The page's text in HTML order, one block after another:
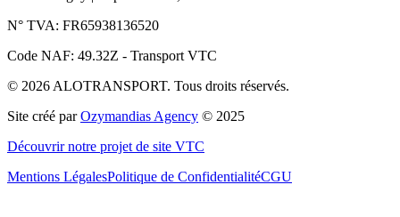
N° TVA: FR65938136520
Code NAF: 49.32Z - Transport VTC
© 2026 ALOTRANSPORT. Tous droits réservés.
Site créé par Ozymandias Agency © 2025
Découvrir notre projet de site VTC
Mentions LégalesPolitique de ConfidentialitéCGU